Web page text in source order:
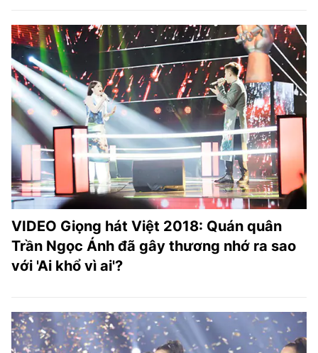
VIDEO Giọng hát Việt 2018: Quán quân
Trần Ngọc Ánh đã gây thương nhớ ra sao
với 'Ai khổ vì ai'?